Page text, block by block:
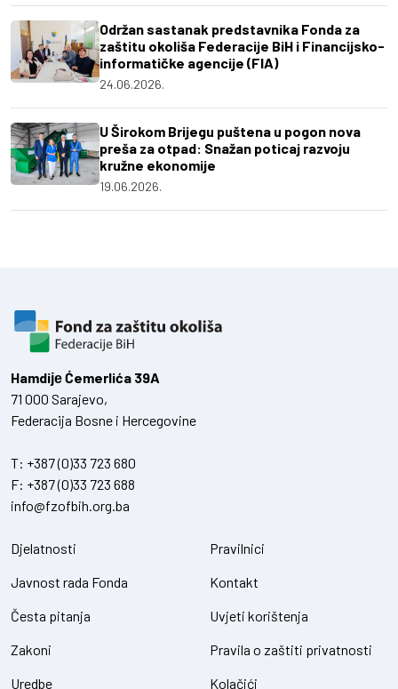
Održan sastanak predstavnika Fonda za
zaštitu okoliša Federacije BiH i Financijsko-
informatičke agencije (FIA)
24.06.2026.
U Širokom Brijegu puštena u pogon nova
preša za otpad: Snažan poticaj razvoju
kružne ekonomije
19.06.2026.
Hamdiје Ćemerlića 39A
71 000 Sarajevo,
Federacija Bosne i Hercegovine
T: +387 (0)33 723 680
F: +387 (0)33 723 688
info@fzofbih.org.ba
Djelatnosti
Javnost rada Fonda
Česta pitanja
Zakoni
Uredbe
Pravilnici
Kontakt
Uvjeti korištenja
Pravila o zaštiti privatnosti
Kolačići